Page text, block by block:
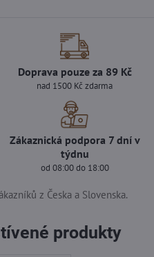
Doprava pouze za 89 Kč
nad 1500 Kč zdarma
Zákaznická podpora 7 dní v
týdnu
od 08:00 do 18:00
z Česka a Slovenska.
produkty